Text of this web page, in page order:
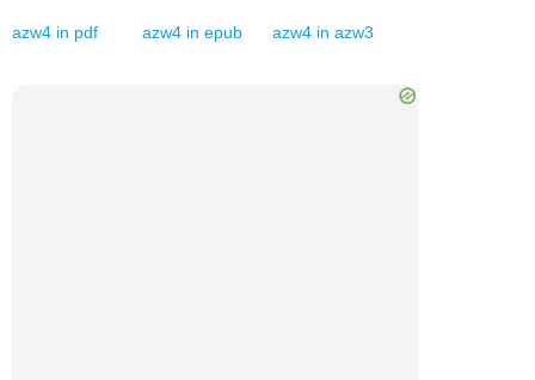
azw4 in pdf azw4 in epub azw4 in azw3